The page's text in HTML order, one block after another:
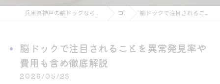
兵庫県神戸の脳ドックなら神戸脳ドック こはや脳神経外科クリニック コラム 脳ドックで注目されることを異常発見率や費用も含め徹底解説
脳ドックで注目されることを異常発見率や
費用も含め徹底解説
2026/05/25